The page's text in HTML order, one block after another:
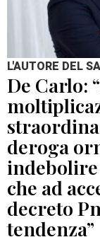
L'AUTORE DEL
De Carlo:
deroga
che ad
decreto
tendenza”